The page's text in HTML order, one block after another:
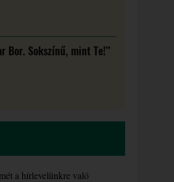
Bor. Sokszínű, mint Te!”
a hírlevelünkre való